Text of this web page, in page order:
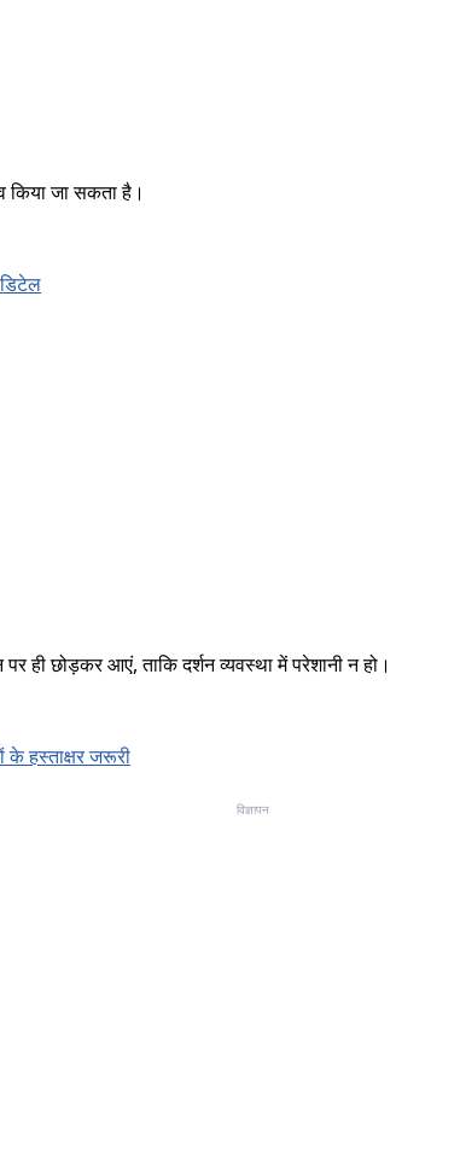
किया जा सकता है।
डिटेल
छोड़कर आएं, ताकि दर्शन व्यवस्था में परेशानी न हो।
के हस्ताक्षर जरूरी
विज्ञापन